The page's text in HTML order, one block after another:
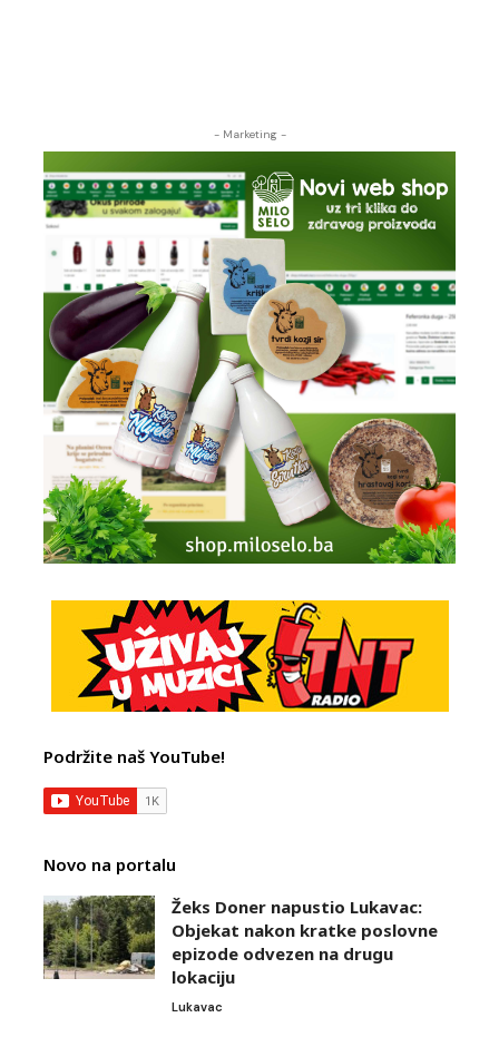
- Marketing -
Podržite naš YouTube!
Novo na portalu
Žeks Doner napustio Lukavac:
Objekat nakon kratke poslovne
epizode odvezen na drugu
lokaciju
Lukavac